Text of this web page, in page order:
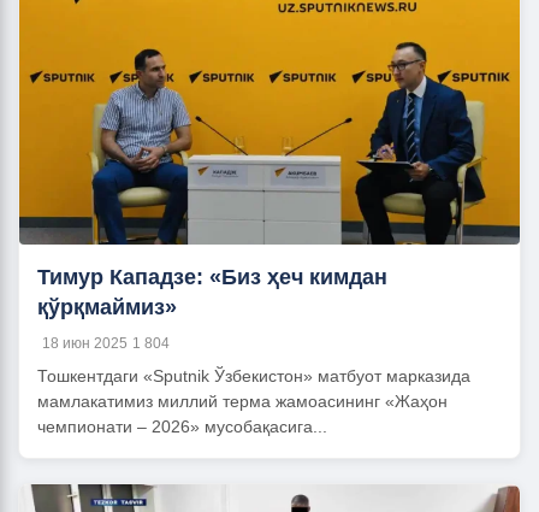
Тимур Кападзе: «Биз ҳеч кимдан
қўрқмаймиз»
18 июн 2025 1 804
Тошкентдаги «Sputnik Ўзбекистон» матбуот марказида
мамлакатимиз миллий терма жамоасининг «Жаҳон
чемпионати – 2026» мусобақасига...